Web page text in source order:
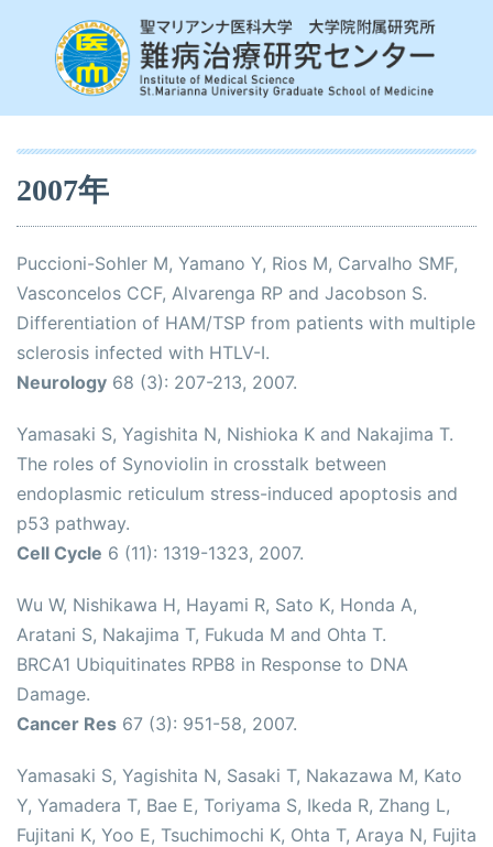
2007年
Puccioni-Sohler M, Yamano Y, Rios M, Carvalho SMF,
Vasconcelos CCF, Alvarenga RP and Jacobson S.
Differentiation of HAM/TSP from patients with multiple
sclerosis infected with HTLV-I.
Neurology 68 (3): 207-213, 2007.
Yamasaki S, Yagishita N, Nishioka K and Nakajima T.
The roles of Synoviolin in crosstalk between
endoplasmic reticulum stress-induced apoptosis and
p53 pathway.
Cell Cycle 6 (11): 1319-1323, 2007.
Wu W, Nishikawa H, Hayami R, Sato K, Honda A,
Aratani S, Nakajima T, Fukuda M and Ohta T.
BRCA1 Ubiquitinates RPB8 in Response to DNA
Damage.
Cancer Res 67 (3): 951-58, 2007.
Yamasaki S, Yagishita N, Sasaki T, Nakazawa M, Kato
Y, Yamadera T, Bae E, Toriyama S, Ikeda R, Zhang L,
Fujitani K, Yoo E, Tsuchimochi K, Ohta T, Araya N, Fujita